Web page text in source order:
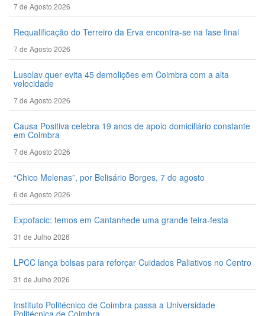
7 de Agosto 2026
Requalificação do Terreiro da Erva encontra-se na fase final
7 de Agosto 2026
Lusolav quer evita 45 demolições em Coimbra com a alta
velocidade
7 de Agosto 2026
Causa Positiva celebra 19 anos de apoio domiciliário constante
em Coimbra
7 de Agosto 2026
“Chico Melenas”, por Belisário Borges, 7 de agosto
6 de Agosto 2026
Expofacic: temos em Cantanhede uma grande feira-festa
31 de Julho 2026
LPCC lança bolsas para reforçar Cuidados Paliativos no Centro
31 de Julho 2026
Instituto Politécnico de Coimbra passa a Universidade
Politécnica de Coimbra